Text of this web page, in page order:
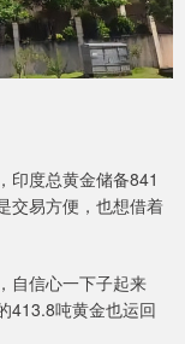
印度总黄金储备841
交易方便，也想借着
自信心一下子起来
413.8吨黄金也运回